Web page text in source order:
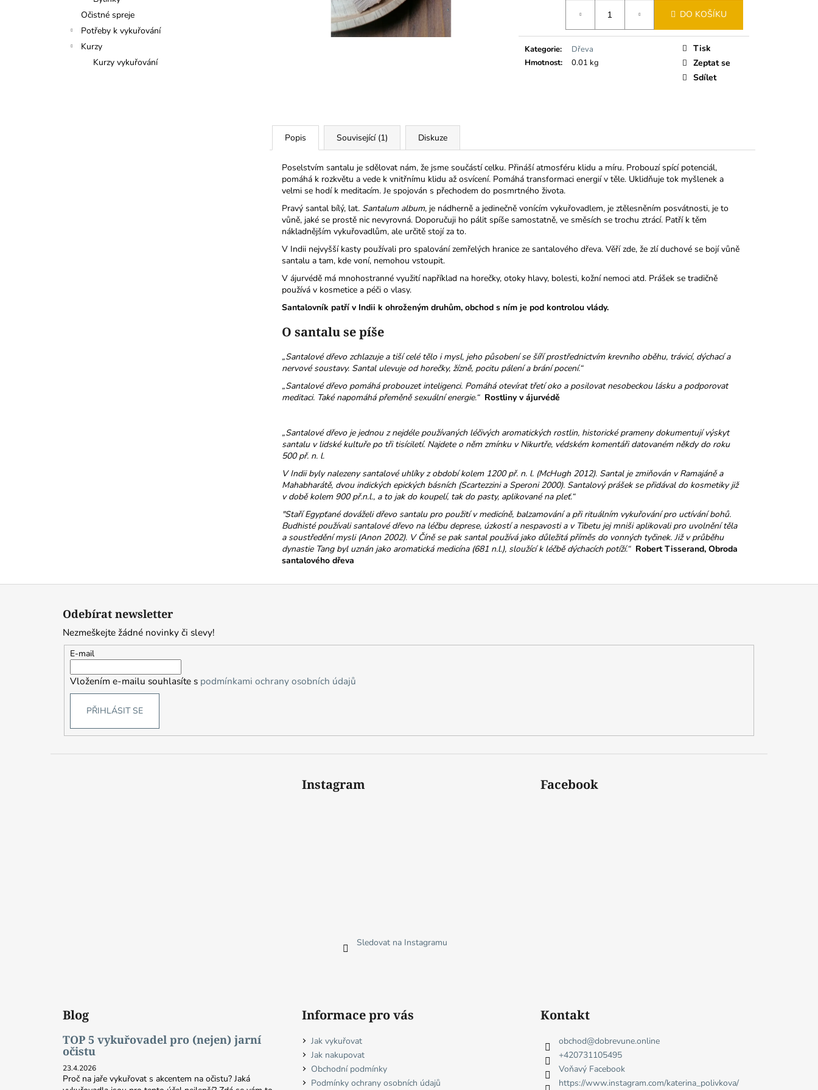
Očistné spreje
Potřeby k vykuřování
Kurzy
Kurzy vykuřování
DO KOŠÍKU
Kategorie:
Dřeva
Hmotnost: 0.01 kg
Tisk
Zeptat se
Sdílet
Popis Související (1) Diskuze
Poselstvím santalu je sdělovat nám, že jsme součástí celku. Přináší atmosféru klidu a míru. Probouzí spící potenciál,
pomáhá k rozkvětu a vede k vnitřnímu klidu až osvícení. Pomáhá transformaci energií v těle. Uklidňuje tok myšlenek a
velmi se hodí k meditacím. Je spojován s přechodem do posmrtného života.
Pravý santal bílý, lat. Santalum album, je nádherně a jedinečně vonícím vykuřovadlem, je ztělesněním posvátnosti, je to
vůně, jaké se prostě nic nevyrovná. Doporučuji ho pálit spíše samostatně, ve směsích se trochu ztrácí. Patří k těm
nákladnějším vykuřovadlům, ale určitě stojí za to.
V Indii nejvyšší kasty používali pro spalování zemřelých hranice ze santalového dřeva. Věří zde, že zlí duchové se bojí vůně
santalu a tam, kde voní, nemohou vstoupit.
V ájurvédě má mnohostranné využití například na horečky, otoky hlavy, bolesti, kožní nemoci atd. Prášek se tradičně
používá v kosmetice a péči o vlasy.
Santalovník patří v Indii k ohroženým druhům, obchod s ním je pod kontrolou vlády.
O santalu se píše
„Santalové dřevo zchlazuje a tiší celé tělo i mysl, jeho působení se šíří prostřednictvím krevního oběhu, trávicí, dýchací a
nervové soustavy. Santal ulevuje od horečky, žízně, pocitu pálení a brání pocení.“
„Santalové dřevo pomáhá probouzet inteligenci. Pomáhá otevírat třetí oko a posilovat nesobeckou lásku a podporovat
meditaci. Také napomáhá přeměně sexuální energie.“ Rostliny v ájurvédě
„Santalové dřevo je jednou z nejdéle používaných léčivých aromatických rostlin, historické prameny dokumentují výskyt
santalu v lidské kultuře po tři tisíciletí. Najdete o něm zmínku v Nikurtře, védském komentáři datovaném někdy do roku
500 př. n. l.
V Indii byly nalezeny santalové uhlíky z období kolem 1200 př. n. l. (McHugh 2012). Santal je zmiňován v Ramajáně a
Mahabharátě, dvou indických epických básních (Scartezzini a Speroni 2000). Santalový prášek se přidával do kosmetiky již
v době kolem 900 př.n.l., a to jak do koupelí, tak do pasty, aplikované na pleť.“
"Staří Egypťané dováželi dřevo santalu pro použití v medicíně, balzamování a při rituálním vykuřování pro uctívání bohů.
Budhisté používali santalové dřevo na léčbu deprese, úzkostí a nespavosti a v Tibetu jej mniši aplikovali pro uvolnění těla
a soustředění mysli (Anon 2002). V Číně se pak santal používá jako důležitá příměs do vonných tyčinek. Již v průběhu
dynastie Tang byl uznán jako aromatická medicína (681 n.l.), sloužící k léčbě dýchacích potíží.“ Robert Tisserand, Obroda
santalového dřeva
165 Kč
Z
Odebírat newsletter
Nezmeškejte žádné novinky či slevy!
E-mail
Vložením e-mailu souhlasíte s podmínkami ochrany osobních údajů
PŘIHLÁSIT SE
Instagram
Sledovat na Instagramu
Facebook
Blog
TOP 5 vykuřovadel pro (nejen) jarní
očistu
23.4.2026
Proč na jaře vykuřovat s akcentem na očistu? Jaká
Informace pro vás
Jak vykuřovat
Jak nakupovat
Obchodní podmínky
Podmínky ochrany osobních údajů
Kontakt
obchod@dobrevune.online
+420731105495
Voňavý Facebook
https://www.instagram.com/katerina_polivkova/